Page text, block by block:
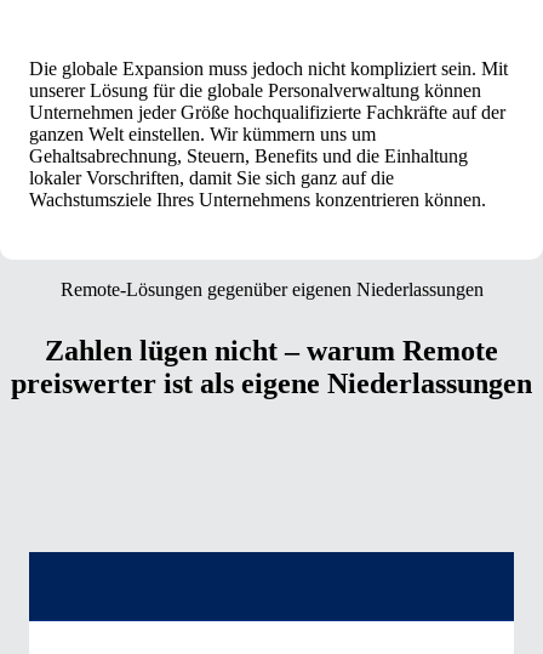
Die globale Expansion muss jedoch nicht kompliziert sein. Mit
unserer Lösung für die globale Personalverwaltung können
Unternehmen jeder Größe hochqualifizierte Fachkräfte auf der
ganzen Welt einstellen. Wir kümmern uns um
Gehaltsabrechnung, Steuern, Benefits und die Einhaltung
lokaler Vorschriften, damit Sie sich ganz auf die
Wachstumsziele Ihres Unternehmens konzentrieren können.
Remote-Lösungen gegenüber eigenen Niederlassungen
Zahlen lügen nicht – warum Remote
preiswerter ist als eigene Niederlassungen